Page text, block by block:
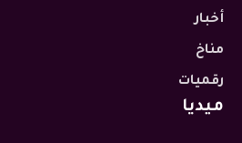
أخبار
مناخ
رقميات
ميديا